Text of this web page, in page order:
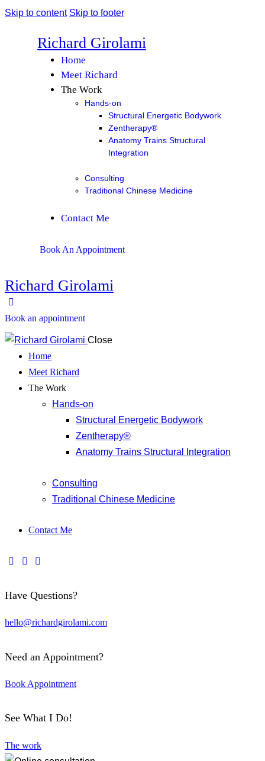
Skip to content Skip to footer
Richard Girolami
Home
Meet Richard
The Work
Hands-on
Structural Energetic Bodywork
Zentherapy®
Anatomy Trains Structural
Integration
Consulting
Traditional Chinese Medicine
Contact Me
Book An Appointment
Richard Girolami
Book an appointment
Close
Home
Meet Richard
The Work
Hands-on
Structural Energetic Bodywork
Zentherapy®
Anatomy Trains Structural Integration
Consulting
Traditional Chinese Medicine
Contact Me
Have Questions?
hello@richardgirolami.com
Need an Appointment?
Book Appointment
See What I Do!
The work